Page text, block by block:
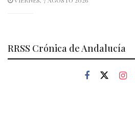
RRSS Crónica de Andalucía